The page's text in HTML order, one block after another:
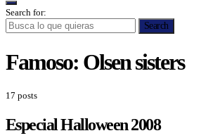
Search for:
Search
Famoso: Olsen sisters
17 posts
Especial Halloween 2008